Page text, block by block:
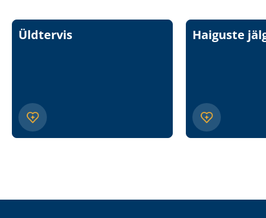
Üldtervis Haiguste